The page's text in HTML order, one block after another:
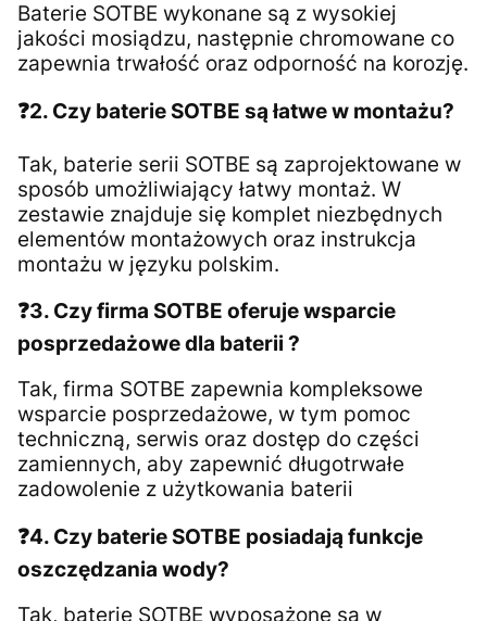
Baterie SOTBE wykonane są z wysokiej
jakości mosiądzu, następnie chromowane co
zapewnia trwałość oraz odporność na korozję.
❓2. Czy baterie SOTBE są łatwe w montażu?
Tak, baterie serii SOTBE są zaprojektowane w
sposób umożliwiający łatwy montaż. W
zestawie znajduje się komplet niezbędnych
elementów montażowych oraz instrukcja
montażu w języku polskim.
❓3. Czy firma SOTBE oferuje wsparcie
posprzedażowe dla baterii ?
Tak, firma SOTBE zapewnia kompleksowe
wsparcie posprzedażowe, w tym pomoc
techniczną, serwis oraz dostęp do części
zamiennych, aby zapewnić długotrwałe
zadowolenie z użytkowania baterii
❓4. Czy baterie SOTBE posiadają funkcje
oszczędzania wody?
Tak, baterie SOTBE wyposażone są w